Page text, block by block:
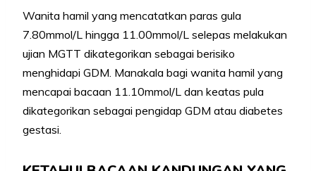
Wanita hamil yang mencatatkan paras gula
7.80mmol/L hingga 11.00mmol/L selepas melakukan
ujian MGTT dikategorikan sebagai berisiko
menghidapi GDM. Manakala bagi wanita hamil yang
mencapai bacaan 11.10mmol/L dan keatas pula
dikategorikan sebagai pengidap GDM atau diabetes
gestasi.